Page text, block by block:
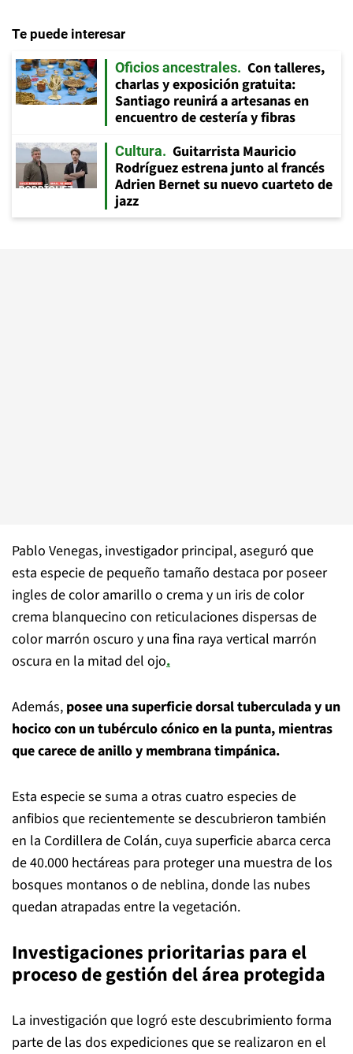
Te puede interesar
Oficios ancestrales
Con talleres,
charlas y exposición gratuita:
Santiago reunirá a artesanas en
encuentro de cestería y fibras
Cultura
Guitarrista Mauricio
Rodríguez estrena junto al francés
Adrien Bernet su nuevo cuarteto de
jazz
Pablo Venegas, investigador principal, aseguró que
esta especie de pequeño tamaño destaca por poseer
ingles de color amarillo o crema y un iris de color
crema blanquecino con reticulaciones dispersas de
color marrón oscuro y una fina raya vertical marrón
oscura en la mitad del ojo.
Además, posee una superficie dorsal tuberculada y un
hocico con un tubérculo cónico en la punta, mientras
que carece de anillo y membrana timpánica.
Esta especie se suma a otras cuatro especies de
anfibios que recientemente se descubrieron también
en la Cordillera de Colán, cuya superficie abarca cerca
de 40.000 hectáreas para proteger una muestra de los
bosques montanos o de neblina, donde las nubes
quedan atrapadas entre la vegetación.
Investigaciones prioritarias para el
proceso de gestión del área protegida
La investigación que logró este descubrimiento forma
parte de las dos expediciones que se realizaron en el